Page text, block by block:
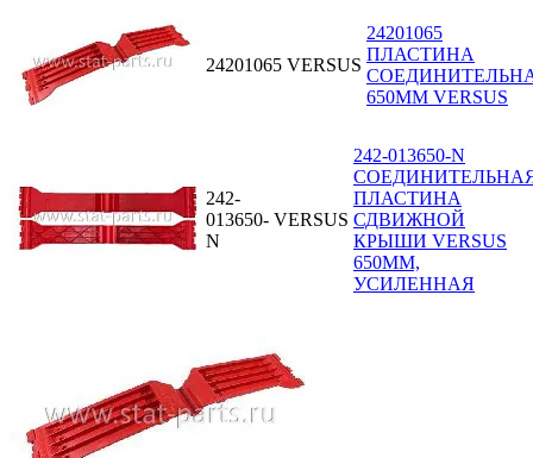
24201065 VERSUS
24201065
ПЛАСТИНА
650ММ VERSUS
242-
013650-
N
VERSUS
242-013650-N
ПЛАСТИНА
СДВИЖНОЙ
КРЫШИ VERSUS
650MM,
УСИЛЕННАЯ